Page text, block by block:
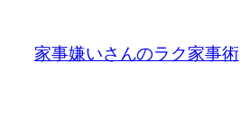
家事嫌いさんのラク家事術